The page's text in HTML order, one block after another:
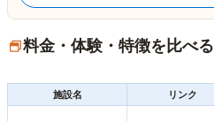
料金・体験・特徴を比べる
施設名
リンク